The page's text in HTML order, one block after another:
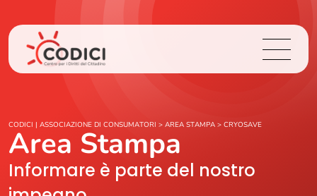
Chi Siamo
Cosa Facciamo
CODICI | ASSOCIAZIONE DI CONSUMATORI > AREA STAMPA > CRYOSAVE
Area Stampa
Informare è parte del nostro